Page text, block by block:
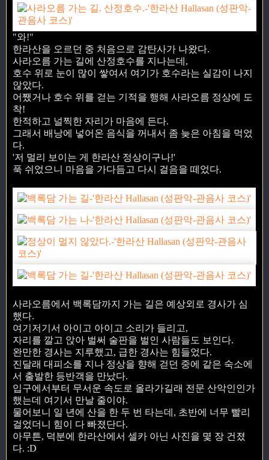
"와!"
한라산을 오르던 중 처음으로 감탄사가 나왔다.
사라오름 가는 길에 산정호수를 지나는데,
호수 위로 눈이 많이 쌓여서 여기가 호수라는 실감이 나지
않았다.
어쨌거나 호수 위를 걷는 기적을 행해 사라오름 정상에 도
착!
한적하고 널찍한 자리가 마음에 든다.
그래서 배낭에 넣어온 음식을 꺼내서 좀 늦은 아침을 먹었
다.
'저 멀리 보이는 게 한라산 정상이구나!'
푹 쉬었으니 마음을 가다듬고 다시 걸음을 떼었다.
사라오름에서 백록담까지 가는 길은 예상외로 경사가 심
했다.
여기저기서 아이고 아이고 소리가 들리고,
자리를 깔고 앉아 벌써 술판을 벌인 사람들도 보인다.
완만한 경사는 지루했고, 급한 경사는 힘들었다.
진달래 대피소를 지나 정상을 향해 걷던 중에 같은 숙소에
서 출발한 등반객을 만났다.
입구에서부터 무서운 속도로 올라가길래 전문 산악인인가
했는데 여기서 만날 줄이야.
물어보니 일 년에 산을 한 두 번 타는데, 초반에 너무 빨리
걸었더니 힘이 다 빠졌단다.
아무튼, 덕분에 한라산에서 셀카 아닌 사진을 몇 장 건졌
다. :D